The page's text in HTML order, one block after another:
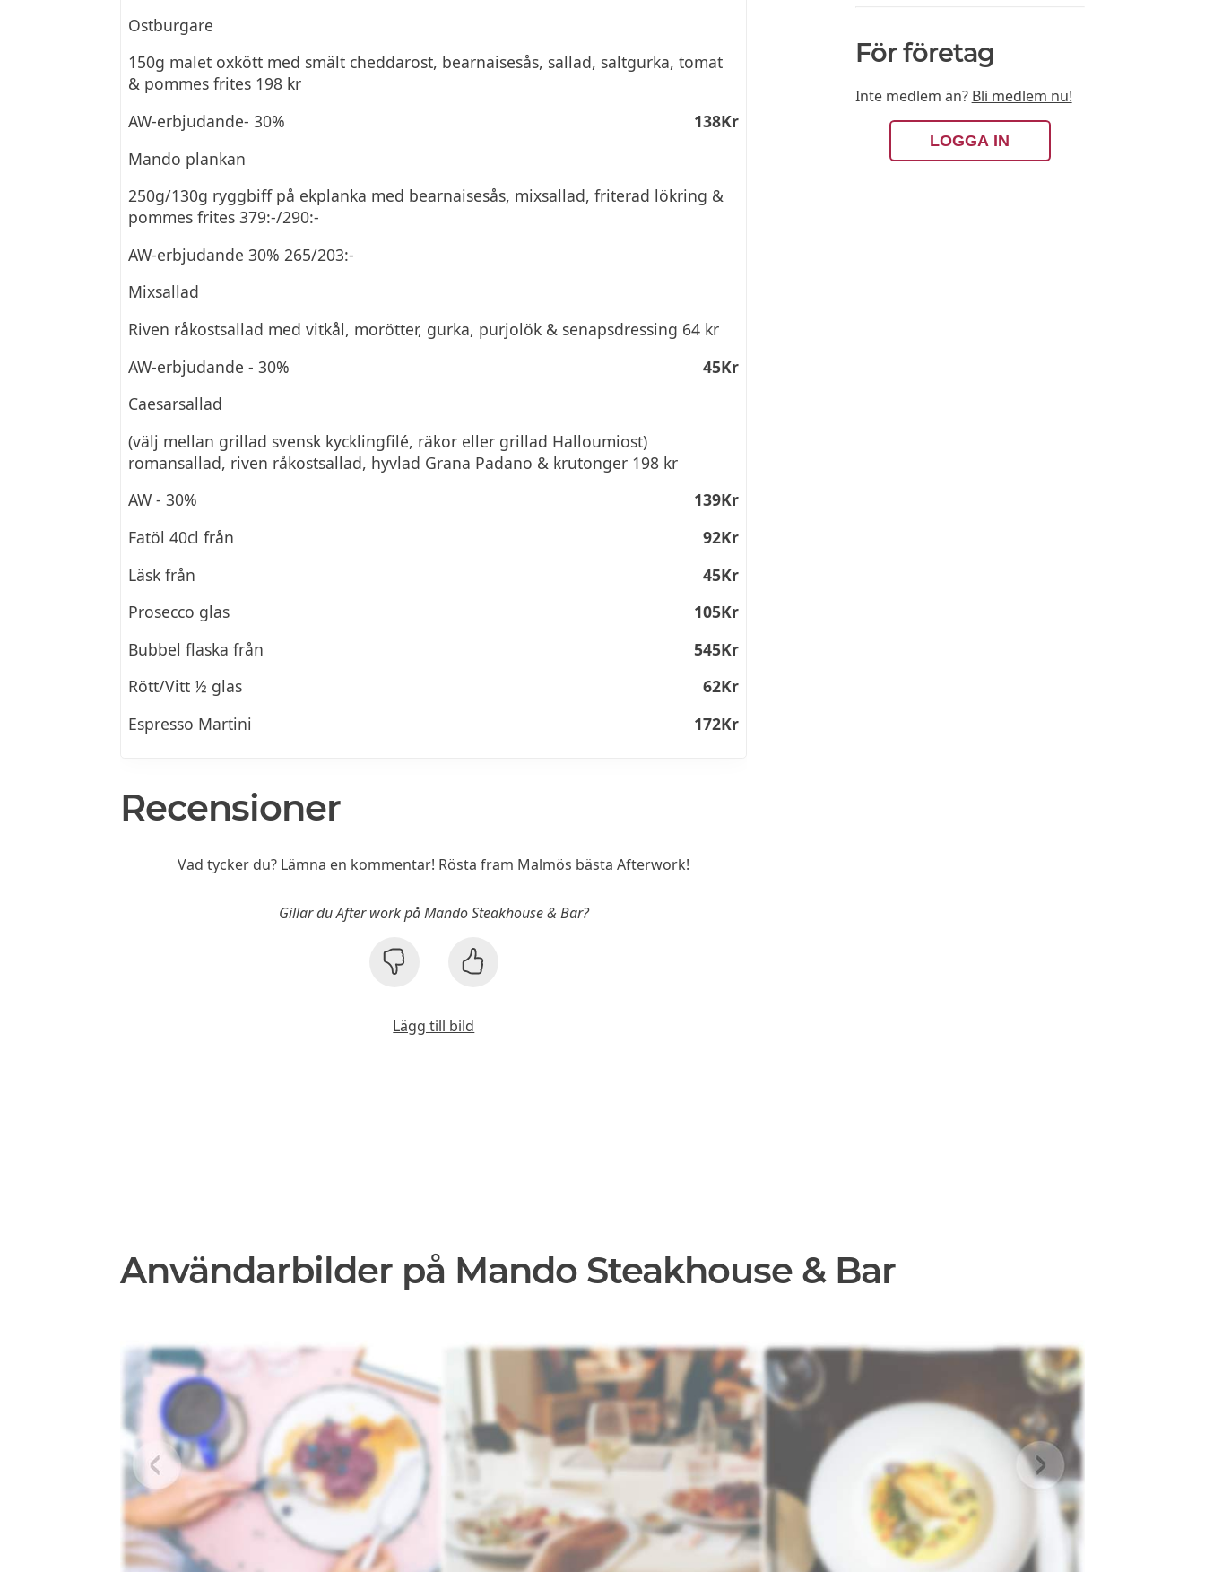
Ostburgare
150g malet oxkött med smält cheddarost, bearnaisesås, sallad, saltgurka, tomat
& pommes frites 198 kr
AW-erbjudande- 30%
138Kr
Mando plankan
250g/130g ryggbiff på ekplanka med bearnaisesås, mixsallad, friterad lökring &
pommes frites 379:-/290:-
AW-erbjudande 30% 265/203:-
Mixsallad
Riven råkostsallad med vitkål, morötter, gurka, purjolök & senapsdressing 64 kr
AW-erbjudande - 30%
45Kr
Caesarsallad
(välj mellan grillad svensk kycklingfilé, räkor eller grillad Halloumiost)
romansallad, riven råkostsallad, hyvlad Grana Padano & krutonger 198 kr
AW - 30%
139Kr
Fatöl 40cl från
92Kr
Läsk från
45Kr
Prosecco glas
105Kr
Bubbel flaska från
545Kr
Rött/Vitt ½ glas
62Kr
Espresso Martini
172Kr
Recensioner
Vad tycker du? Lämna en kommentar! Rösta fram Malmös bästa Afterwork!
Gillar du After work på Mando Steakhouse & Bar?
Lägg till bild
För företag
Inte medlem än? Bli medlem nu!
LOGGA IN
Användarbilder på Mando Steakhouse & Bar